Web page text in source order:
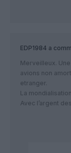
EDP1984 a
Merveilleux.
avions non
etranger.
La
Avec l’argent